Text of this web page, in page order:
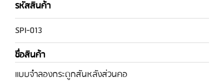
รหัสสินค้า
SPI-013
ชื่อสินค้า
แบบจำลองกระดูกสันหลังส่วนคอ